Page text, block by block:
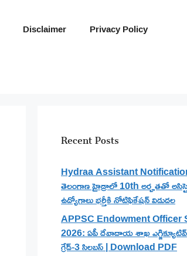
Disclaimer Privacy Policy
Recent Posts
Hydraa Assistant
తెలంగాణ హైడ్రాలో 10th అర్హతతో
ఉద్యోగాలు భర్తీకి నోటిఫికేషన్ విడుదల
APPSC Endowment Officer
2026: ఏపీ దేవాదాయ శాఖ
గ్రేడ్-3 సిలబస్ | Download PDF